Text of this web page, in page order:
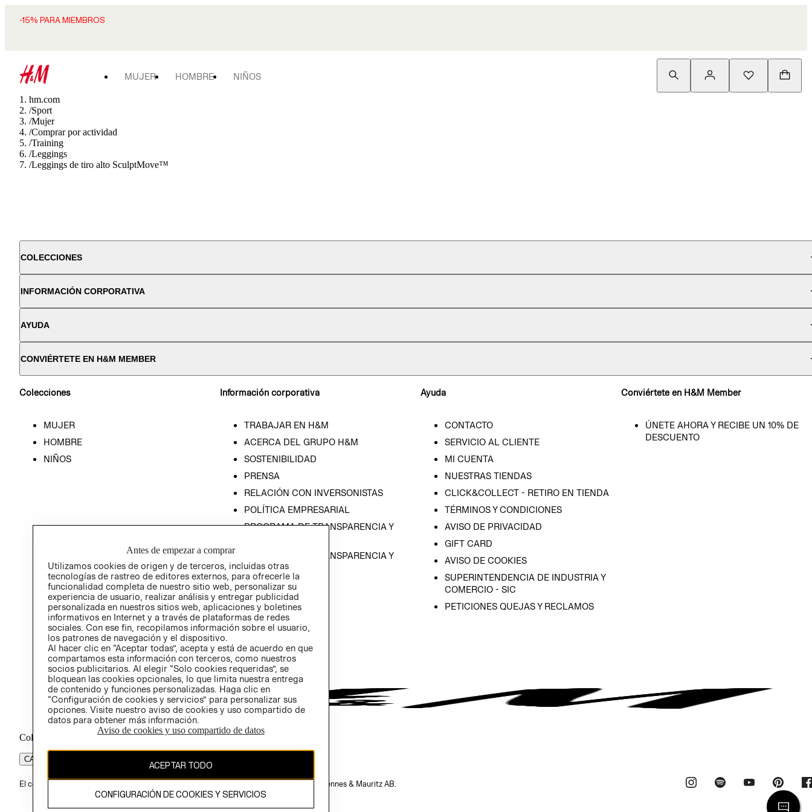
-15% PARA MIEMBROS
MUJER HOMBRE NIÑOS
hm.com
/Sport
/Mujer
/Comprar por actividad
/Training
/Leggings
/Leggings de tiro alto SculptMove™
COLECCIONES
INFORMACIÓN CORPORATIVA
AYUDA
CONVIÉRTETE EN H&M MEMBER
Colecciones
MUJER
HOMBRE
NIÑOS
Información corporativa
TRABAJAR EN H&M
ACERCA DEL GRUPO H&M
SOSTENIBILIDAD
PRENSA
RELACIÓN CON INVERSONISTAS
POLÍTICA EMPRESARIAL
PROGRAMA DE TRANSPARENCIA Y
PROGRAMA DE TRANSPARENCIA Y
ÉTICA (INGLÉS)
Ayuda
CONTACTO
SERVICIO AL CLIENTE
MI CUENTA
NUESTRAS TIENDAS
CLICK&COLLECT - RETIRO EN TIENDA
TÉRMINOS Y CONDICIONES
AVISO DE PRIVACIDAD
GIFT CARD
AVISO DE COOKIES
SUPERINTENDENCIA DE INDUSTRIA Y
COMERCIO - SIC
PETICIONES QUEJAS Y RECLAMOS
Conviértete en H&M Member
ÚNETE AHORA Y RECIBE UN 10% DE
DESCUENTO
Colombia ($)
CAMBIAR REGIÓN
El contenido de esta página web está protegido por copyright y es propiedad de H&M Hennes & Mauritz AB.
Antes de empezar a comprar
Utilizamos cookies de origen y de terceros, incluidas otras
tecnologías de rastreo de editores externos, para ofrecerle la
funcionalidad completa de nuestro sitio web, personalizar su
experiencia de usuario, realizar análisis y entregar publicidad
personalizada en nuestros sitios web, aplicaciones y boletines
informativos en Internet y a través de plataformas de redes
sociales. Con ese fin, recopilamos información sobre el usuario,
los patrones de navegación y el dispositivo.
Al hacer clic en “Aceptar todas”, acepta y está de acuerdo en que
compartamos esta información con terceros, como nuestros
socios publicitarios. Al elegir “Solo cookies requeridas”, se
bloquean las cookies opcionales, lo que limita nuestra entrega
de contenido y funciones personalizadas. Haga clic en
“Configuración de cookies y servicios” para personalizar sus
opciones. Visite nuestro aviso de cookies y uso compartido de
datos para obtener más información.
Aviso de cookies y uso compartido de datos
ACEPTAR TODO
CONFIGURACIÓN DE COOKIES Y SERVICIOS